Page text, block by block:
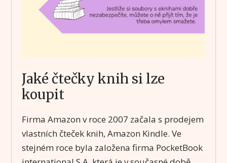
Jaké čtečky knih si lze
koupit
Firma Amazon v roce 2007 začala s prodejem
vlastních čteček knih, Amazon Kindle. Ve
stejném roce byla založena firma PocketBook